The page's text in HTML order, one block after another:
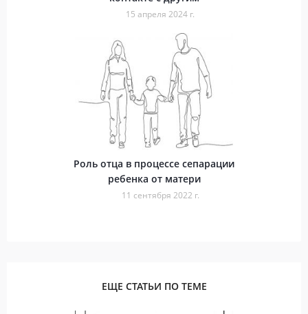
15 апреля 2024 г.
Роль отца в процессе сепарации
ребенка от матери
11 сентября 2022 г.
ЕЩЕ СТАТЬИ ПО ТЕМЕ